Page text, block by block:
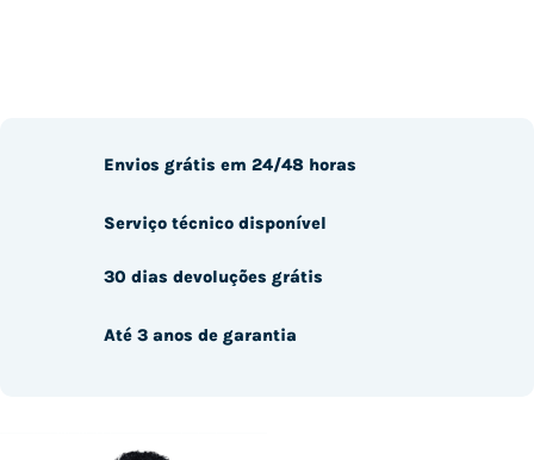
Envios grátis em 24/48 horas
Serviço técnico disponível
30 dias devoluções grátis
Até 3 anos de garantia